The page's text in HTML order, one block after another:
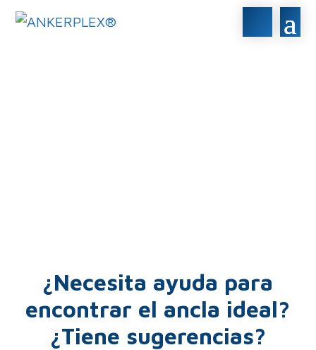
Contacte con
¿Necesita ayuda para
encontrar el ancla ideal?
¿Tiene sugerencias?